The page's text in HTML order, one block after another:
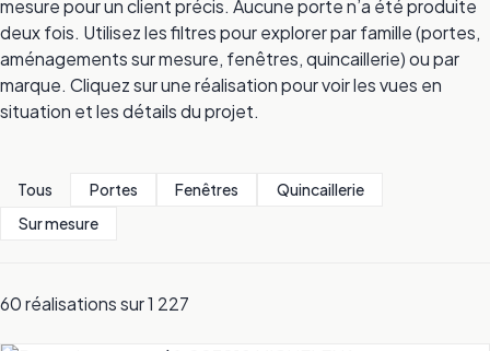
mesure pour un client précis. Aucune porte n’a été produite
deux fois. Utilisez les filtres pour explorer par famille (portes,
aménagements sur mesure, fenêtres, quincaillerie) ou par
marque. Cliquez sur une réalisation pour voir les vues en
situation et les détails du projet.
Tous Portes Fenêtres
Quincaillerie
Sur mesure
60 réalisations sur 1 227